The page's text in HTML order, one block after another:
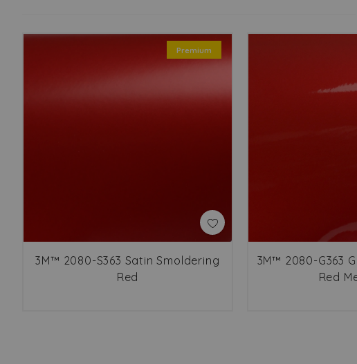
Premium
3M™ 2080-S363 Satin Smoldering
Red
3M™ 2080-G363
Red